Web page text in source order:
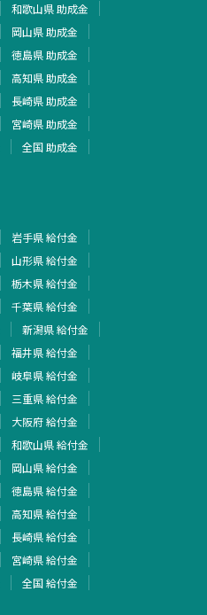
和歌山県 助成金
岡山県 助成金
徳島県 助成金
高知県 助成金
長崎県 助成金
宮崎県 助成金
全国 助成金
岩手県 給付金
山形県 給付金
栃木県 給付金
千葉県 給付金
新潟県 給付金
福井県 給付金
岐阜県 給付金
三重県 給付金
大阪府 給付金
和歌山県 給付金
岡山県 給付金
徳島県 給付金
高知県 給付金
長崎県 給付金
宮崎県 給付金
全国 給付金